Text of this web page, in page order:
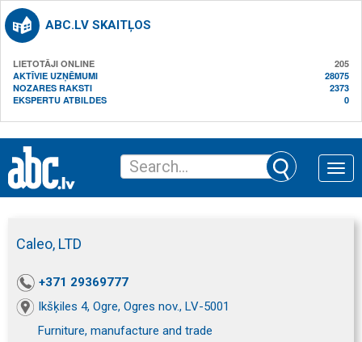
ABC.LV SKAITĻOS
LIETOTĀJI ONLINE
205
AKTĪVIE UZŅĒMUMI
28075
NOZARES RAKSTI
2373
EKSPERTU ATBILDES
0
Toggle
Caleo, LTD
+371 29369777
Ikšķiles 4, Ogre, Ogres nov., LV-5001
Furniture, manufacture and trade